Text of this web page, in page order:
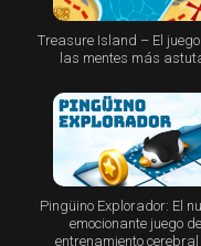
Treasure Island – El
las mentes más
Pingüino Explorador: El
emocionante juego de
entrenamiento cerebral